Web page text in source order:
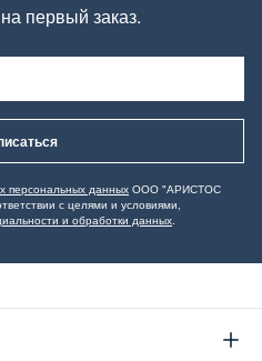
первый заказ.
персональных данных ООО "АРИСТОС
с целями и условиями,
и обработки данных.